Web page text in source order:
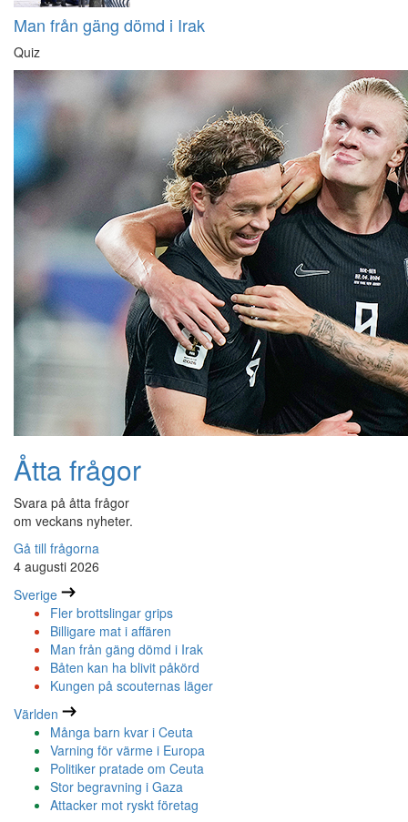
Man från gäng dömd i Irak
Quiz
Åtta frågor
Svara på åtta frågor
om veckans nyheter.
Gå till frågorna
4 augusti 2026
Sverige
Fler brottslingar grips
Billigare mat i affären
Man från gäng dömd i Irak
Båten kan ha blivit påkörd
Kungen på scouternas läger
Världen
Många barn kvar i Ceuta
Varning för värme i Europa
Politiker pratade om Ceuta
Stor begravning i Gaza
Attacker mot ryskt företag